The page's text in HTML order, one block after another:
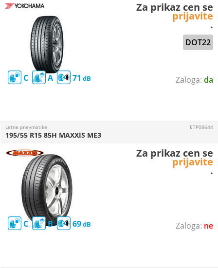
da
C A 71
DOT22
Za prikaz cen se
prijavite
.
ne
Letne pnevmatike
C B 69
195/55 R15 85H MAXXIS ME3
ETP08644
Za prikaz cen se
prijavite
.